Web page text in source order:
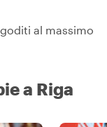
al massimo
a Riga